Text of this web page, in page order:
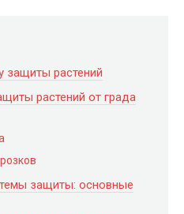
защиты растений
растений от града
защиты: основные